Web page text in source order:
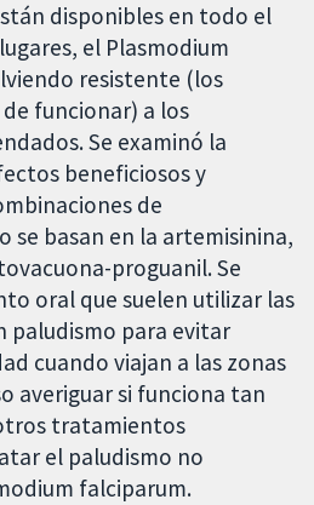
disponibles en todo el
el Plasmodium
resistente (los
funcionar) a los
Se examinó la
beneficiosos y
de
se basan en la artemisinina,
proguanil. Se
oral que suelen utilizar las
paludismo para evitar
cuando viajan a las zonas
averiguar si funciona tan
tratamientos
el paludismo no
falciparum.